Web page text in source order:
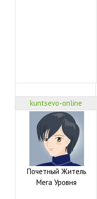
kuntsevo-online
Почетный Житель
Мега Уровня